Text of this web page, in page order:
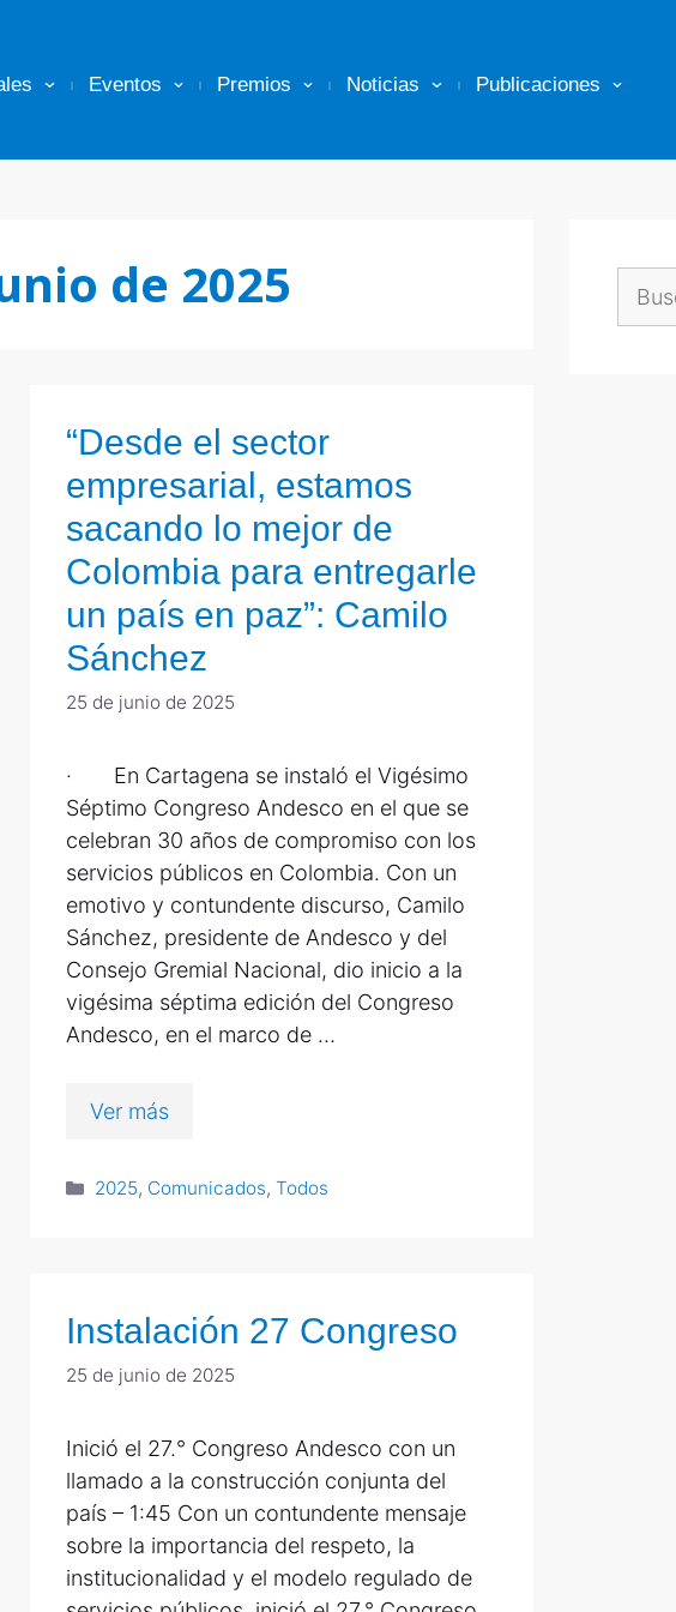
Eventos Premios Noticias Publicaciones
de 2025
“Desde el sector
empresarial, estamos
sacando lo mejor de
Colombia para entregarle
un país en paz”: Camilo
Sánchez
25 de junio de 2025
· En Cartagena se instaló el Vigésimo
Séptimo Congreso Andesco en el que se
celebran 30 años de compromiso con los
servicios públicos en Colombia. Con un
emotivo y contundente discurso, Camilo
Sánchez, presidente de Andesco y del
Consejo Gremial Nacional, dio inicio a la
vigésima séptima edición del Congreso
Andesco, en el marco de …
Ver más
2025, Comunicados,Todos
Instalación 27 Congreso
25 de junio de 2025
Inició el 27.° Congreso Andesco con un
llamado a la construcción conjunta del
país – 1:45 Con un contundente mensaje
sobre la importancia del respeto, la
institucionalidad y el modelo regulado de